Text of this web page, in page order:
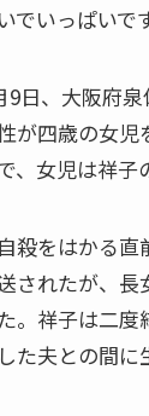
でいっぱいで
日、大阪府
が四歳の女
、女児は祥子
殺をはかる直
されたが、
。祥子は二
た夫との間に